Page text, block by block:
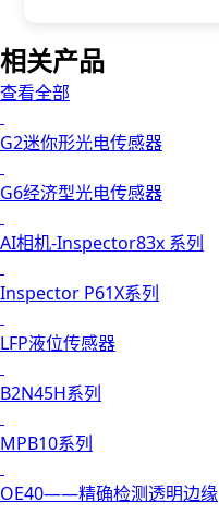
相关产品
查看全部
G2迷你形光电传感器
G6经济型光电传感器
AI相机-Inspector83x 系列
Inspector P61X系列
LFP液位传感器
B2N45H系列
MPB10系列
OE40——精确检测透明边缘